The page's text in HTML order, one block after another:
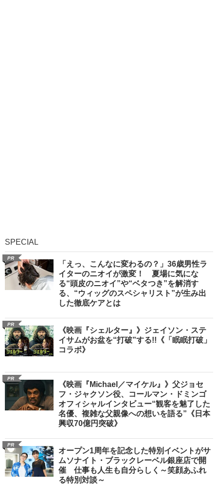
SPECIAL
PR
「えっ、こんなに変わるの？」36歳男性ラ
イターのニオイが激変！ 夏場に気にな
る“頭皮のニオイ”や“ベタつき”を解消す
る、“ウィッグのスペシャリスト”が生み出
した徹底ケアとは
PR
《映画『シェルター』》ジェイソン・ステ
イサムがお盆を“打破”する!!《「眠眠打破」
コラボ》
PR
《映画『Michael／マイケル』》父ジョセ
フ・ジャクソン役、コールマン・ドミンゴ
オフィシャルインタビュー“観客を魅了した
名優、複雑な父親像への想いを語る”《日本
興収70億円突破》
PR
オープン1周年を記念した特別イベントがサ
ムソナイト・ブラックレーベル銀座店で開
催 仕事も人生も自分らしく～笑顔あふれ
る特別対談～